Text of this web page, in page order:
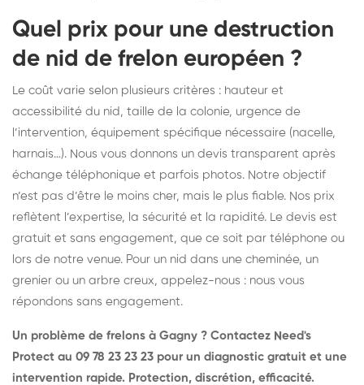
Quel prix pour une destruction
de nid de frelon européen ?
Le coût varie selon plusieurs critères : hauteur et
accessibilité du nid, taille de la colonie, urgence de
l’intervention, équipement spécifique nécessaire (nacelle,
harnais…). Nous vous donnons un devis transparent après
échange téléphonique et parfois photos. Notre objectif
n’est pas d’être le moins cher, mais le plus fiable. Nos prix
reflètent l’expertise, la sécurité et la rapidité. Le devis est
gratuit et sans engagement, que ce soit par téléphone ou
lors de notre venue. Pour un nid dans une cheminée, un
grenier ou un arbre creux, appelez-nous : nous vous
répondons sans engagement.
Un problème de frelons à Gagny ? Contactez Need's
Protect au 09 78 23 23 23 pour un diagnostic gratuit et une
intervention rapide. Protection, discrétion, efficacité.